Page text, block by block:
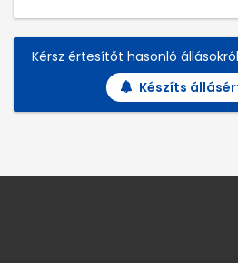
Kérsz értesítőt hasonló
Készíts